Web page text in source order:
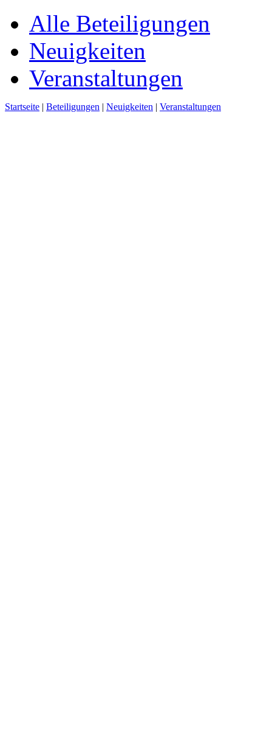
Alle Beteiligungen
Neuigkeiten
Veranstaltungen
Startseite | Beteiligungen | Neuigkeiten | Veranstaltungen